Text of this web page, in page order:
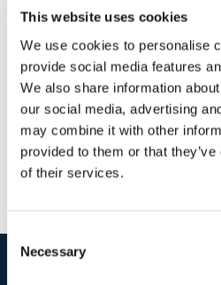
This website uses cookies
We use cookies to personalise
provide social media features
We also share information
our social media, advertising
may combine it with other
provided to them or that
of their services.
Consent
Selection
Necessary
14 Novembre 2014 | Anatocismo
Commenti
Continua a leggere